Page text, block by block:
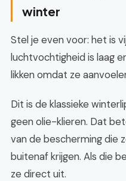
winter
Stel je even voor: het is
luchtvochtigheid is laag
likken omdat ze
Dit is de klassieke
geen olie-klieren. Dat
van de bescherming die
buitenaf krijgen. Als die
ze direct uit.